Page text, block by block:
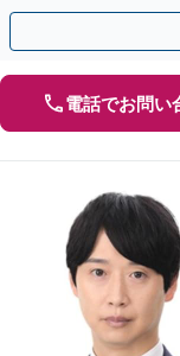
き合い、迅速な解決を
電話でお問い